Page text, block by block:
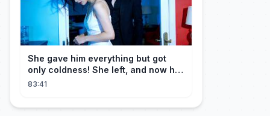
She gave him everything but got
only coldness! She left, and now he
is dying of regret!
83:41